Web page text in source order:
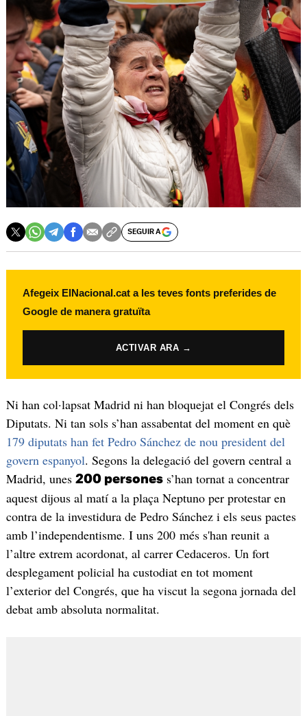
SEGUIR A
Afegeix ElNacional.cat a les teves fonts preferides de
Google de manera gratuïta
ACTIVAR ARA →
Ni han col·lapsat Madrid ni han bloquejat el Congrés dels
Diputats. Ni tan sols s’han assabentat del moment en què
179 diputats han fet Pedro Sánchez de nou president del
govern espanyol. Segons la delegació del govern central a
Madrid, unes 200 personess’han tornat a concentrar
aquest dijous al matí a la plaça Neptuno per protestar en
contra de la investidura de Pedro Sánchez i els seus pactes
amb l’independentisme. I uns 200 més s'han reunit a
l’altre extrem acordonat, al carrer Cedaceros. Un fort
desplegament policial ha custodiat en tot moment
l’exterior del Congrés, que ha viscut la segona jornada del
debat amb absoluta normalitat.